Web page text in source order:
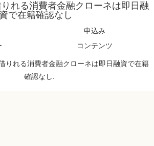
れる消費者金融クローネは即日融
資で在籍確認なし
申込み
コンテンツ
りれる消費者金融クローネは即日融資で在籍
確認なし.